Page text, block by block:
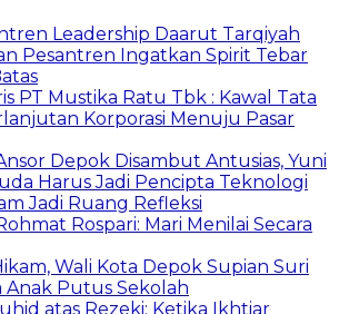
Leadership Daarut Tarqiyah
Pesantren Ingatkan Spirit Tebar
PT Mustika Ratu Tbk : Kawal Tata
Korporasi Menuju Pasar
Depok Disambut Antusias, Yuni
Harus Jadi Pencipta Teknologi
Jadi Ruang Refleksi
Rospari: Mari Menilai Secara
Wali Kota Depok Supian Suri
Anak Putus Sekolah
atas Rezeki: Ketika Ikhtiar